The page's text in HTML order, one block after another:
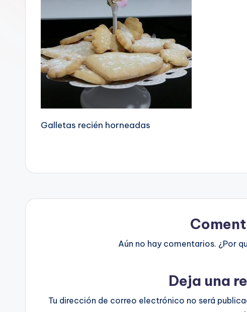
Galletas recién horneadas
Aún no hay comentarios. ¿Por
Deja una
Tu dirección de correo electrónico no será